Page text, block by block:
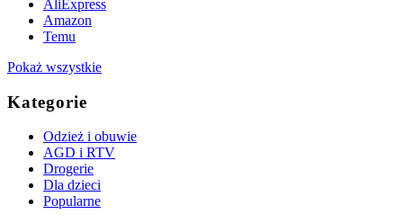
AliExpress
Amazon
Temu
Pokaż wszystkie
Kategorie
Odzież i obuwie
AGD i RTV
Drogerie
Dla dzieci
Popularne